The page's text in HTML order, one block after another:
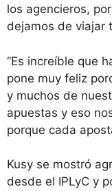
los agencieros,
dejamos de viajar
“Es increíble que
pone muy feliz
y muchos de
apuestas y eso
porque cada
Kusy se mostró
desde el IPLyC y